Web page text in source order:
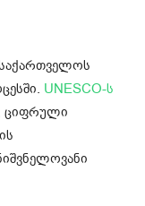
UNESCO-ს
ციფრული